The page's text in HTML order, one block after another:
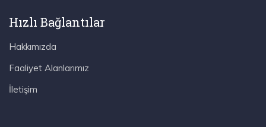
Hızlı Bağlantılar
Hakkımızda
Faaliyet Alanlarımız
İletişim